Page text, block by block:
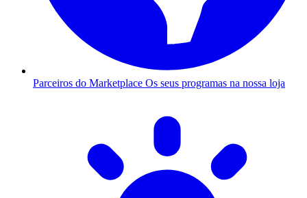
Parceiros do Marketplace Os seus programas na nossa loja